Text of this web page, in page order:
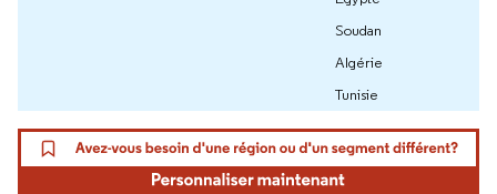
Soudan
Algérie
Tunisie